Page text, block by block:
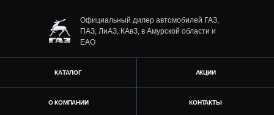
Официальный дилер автомобилей ГАЗ,
ПАЗ, ЛиАЗ, КАвЗ, в Амурской области и
ЕАО
КАТАЛОГ АКЦИИ
О КОМПАНИИ КОНТАКТЫ